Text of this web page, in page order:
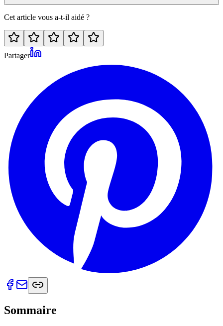
Cet article vous a-t-il aidé ?
Partager
Sommaire